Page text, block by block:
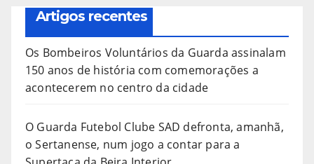
Artigos recentes
Os Bombeiros Voluntários da Guarda assinalam
150 anos de história com comemorações a
acontecerem no centro da cidade
O Guarda Futebol Clube SAD defronta, amanhã,
o Sertanense, num jogo a contar para a